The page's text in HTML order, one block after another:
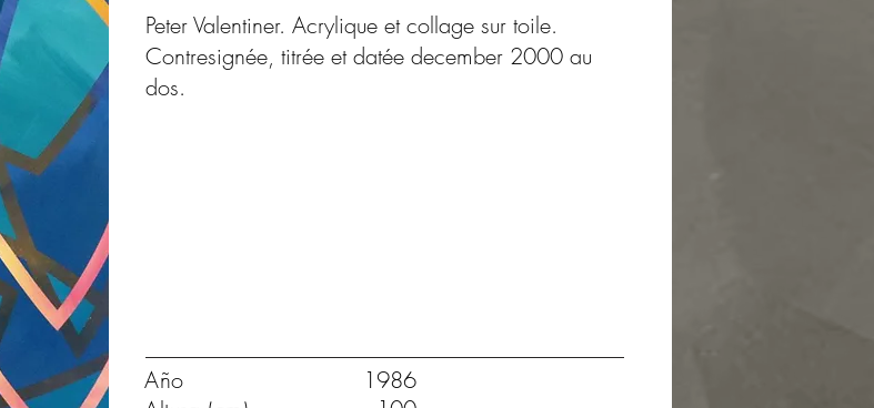
Peter Valentiner. Acrylique et collage sur toile.
Contresignée, titrée et datée december 2000 au
dos.
Año
1986